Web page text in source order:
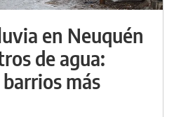
en Neuquén
de agua:
más